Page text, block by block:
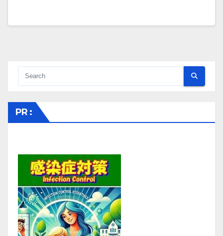
PR :